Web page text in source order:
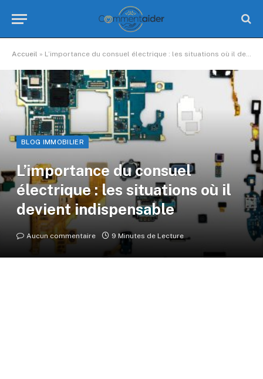
Accueil » L’importance du consuel électrique : les situations où il devient indispensable
BLOG IMMOBILIER
L’importance du consuel
électrique : les situations où il
devient indispensable
Aucun commentaire 9 Minutes de Lecture